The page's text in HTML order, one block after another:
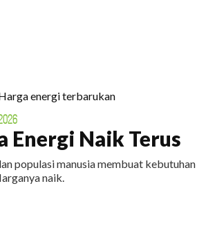
Energi Naik Terus
populasi manusia membuat kebutuhan
naik.